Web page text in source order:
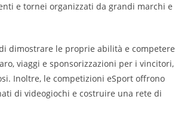
e tornei organizzati da grandi marchi e
dimostrare le proprie abilità e competere
viaggi e sponsorizzazioni per i vincitori,
Inoltre, le competizioni eSport offrono
di videogiochi e costruire una rete di